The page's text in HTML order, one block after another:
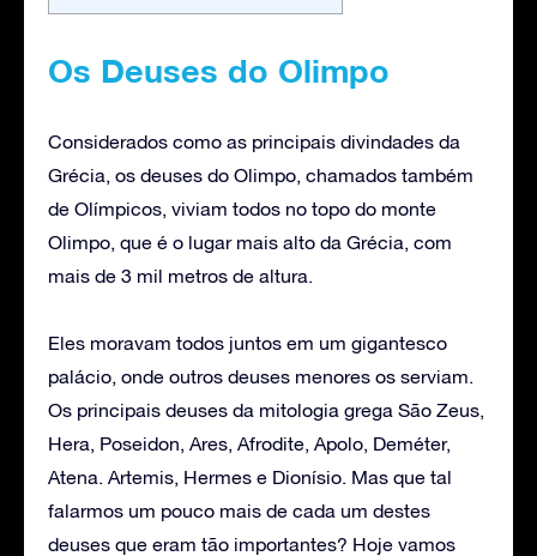
Os Deuses do Olimpo
Considerados como as principais divindades da
Grécia, os deuses do Olimpo, chamados também
de Olímpicos, viviam todos no topo do monte
Olimpo, que é o lugar mais alto da Grécia, com
mais de 3 mil metros de altura.
Eles moravam todos juntos em um gigantesco
palácio, onde outros deuses menores os serviam.
Os principais deuses da mitologia grega São Zeus,
Hera, Poseidon, Ares, Afrodite, Apolo, Deméter,
Atena. Artemis, Hermes e Dionísio. Mas que tal
falarmos um pouco mais de cada um destes
deuses que eram tão importantes? Hoje vamos